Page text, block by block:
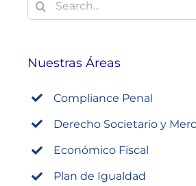
Nuestras Áreas
Compliance Penal
Derecho Societario y
Económico Fiscal
Plan de Igualdad